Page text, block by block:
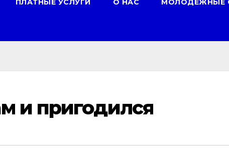
ПЛАТНЫЕ УСЛУГИ О НАС МОЛОДЕЖНЫЕ
и пригодился